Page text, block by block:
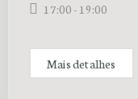
17:00 - 19:00
Mais detalhes